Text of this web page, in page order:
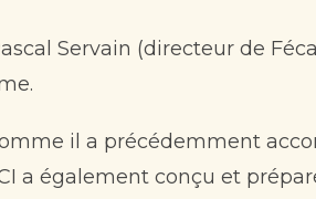
Servain (directeur de
il a précédemment
a également conçu et